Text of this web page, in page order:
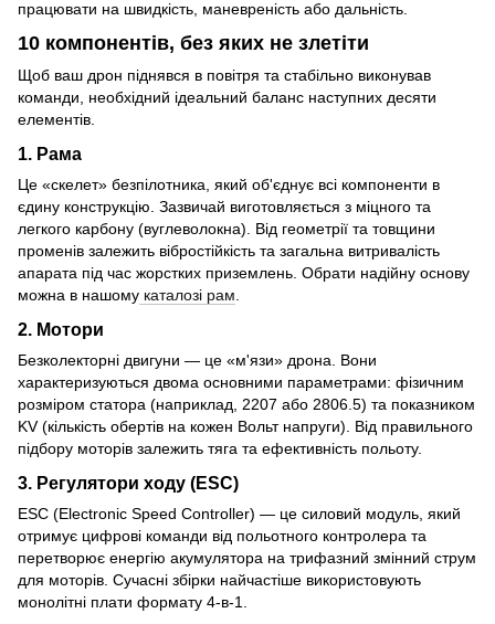
працювати на швидкість, маневреність або дальність.
10 компонентів, без яких не злетіти
Щоб ваш дрон піднявся в повітря та стабільно виконував
команди, необхідний ідеальний баланс наступних десяти
елементів.
1. Рама
Це «скелет» безпілотника, який об'єднує всі компоненти в
єдину конструкцію. Зазвичай виготовляється з міцного та
легкого карбону (вуглеволокна). Від геометрії та товщини
променів залежить вібростійкість та загальна витривалість
апарата під час жорстких приземлень. Обрати надійну основу
можна в нашому каталозі рам.
2. Мотори
Безколекторні двигуни — це «м'язи» дрона. Вони
характеризуються двома основними параметрами: фізичним
розміром статора (наприклад, 2207 або 2806.5) та показником
KV (кількість обертів на кожен Вольт напруги). Від правильного
підбору моторів залежить тяга та ефективність польоту.
3. Регулятори ходу (ESC)
ESC (Electronic Speed Controller) — це силовий модуль, який
отримує цифрові команди від польотного контролера та
перетворює енергію акумулятора на трифазний змінний струм
для моторів. Сучасні збірки найчастіше використовують
монолітні плати формату 4-в-1.